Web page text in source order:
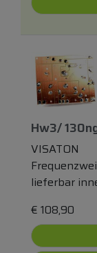
Hw3/
VISATON
lieferbar
€ 108,90